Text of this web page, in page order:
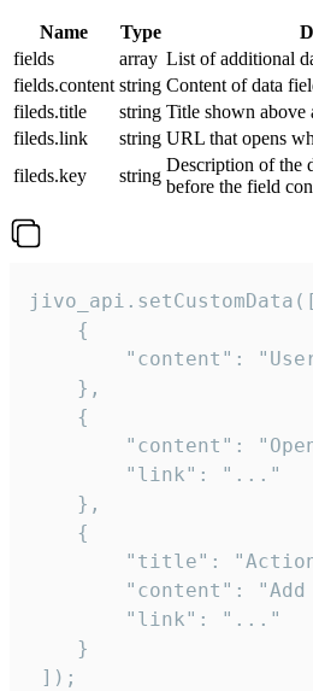
Name Type
fields
array List of additional
fields.content string Content of data
fileds.title
string Title shown above
fileds.link
string URL that opens
fileds.key
string
Description of the
before the field
jivo_api.setCustomData([
    {
"content":
    },
    {
"content":
        "link": "..."
    },
    {
"title":
"content": "Add
        "link": "..."
    }
]);